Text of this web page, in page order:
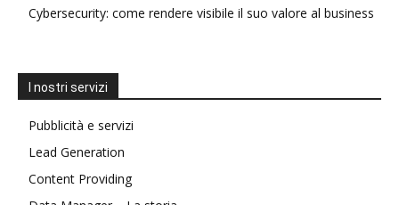
Cybersecurity: come rendere visibile il suo valore al business
I nostri servizi
Pubblicità e servizi
Lead Generation
Content Providing